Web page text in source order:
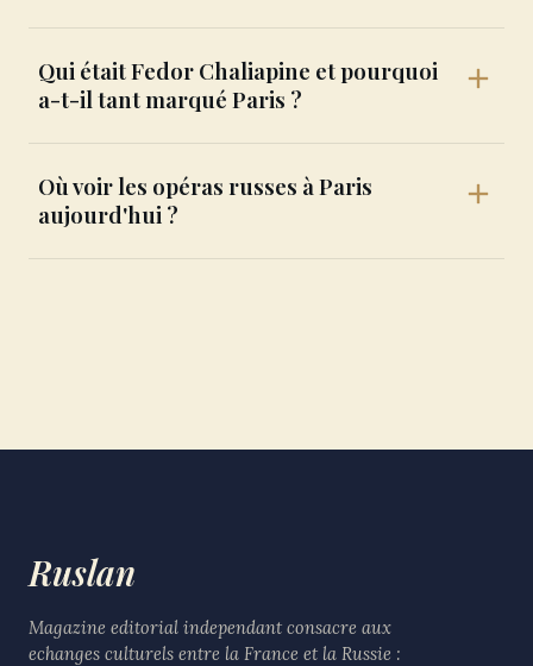
Qui était Fedor Chaliapine et pourquoi
a-t-il tant marqué Paris ?
Où voir les opéras russes à Paris
aujourd'hui ?
Ruslan
Magazine editorial independant consacre aux
echanges culturels entre la France et la Russie :